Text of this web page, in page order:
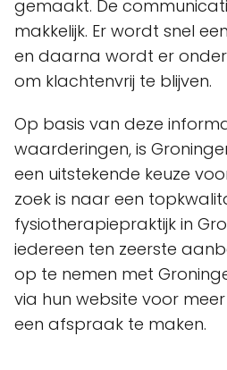
gemaakt. De
makkelijk. Er wordt snel
en daarna wordt er
om klachtenvrij te blijven.
Op basis van deze
waarderingen, is
een uitstekende keuze
zoek is naar een
fysiotherapiepraktijk in
iedereen ten zeerste
op te nemen met
via hun website voor
een afspraak te maken.